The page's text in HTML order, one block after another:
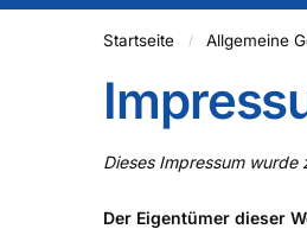
Startseite / Allgemeine
Dieses Impressum
Der Eigentümer dieser